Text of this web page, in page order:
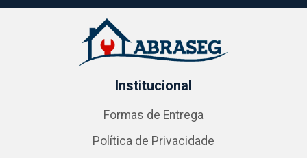
Institucional
Formas de Entrega
Política de Privacidade